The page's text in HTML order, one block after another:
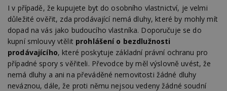
I v případě, že kupujete byt do osobního vlastnictví, je velmi
důležité ověřit, zda prodávající nemá dluhy, které by mohly mít
dopad na vás jako budoucího vlastníka. Doporučuje se do
kupní smlouvy vtělit prohlášení o bezdlužnosti
prodávajícího, které poskytuje základní právní ochranu pro
případné spory s věřiteli. Převodce by měl výslovně uvést, že
nemá dluhy a ani na převáděné nemovitosti žádné dluhy
neváznou, dále, že proti němu nejsou vedeny žádné soudní